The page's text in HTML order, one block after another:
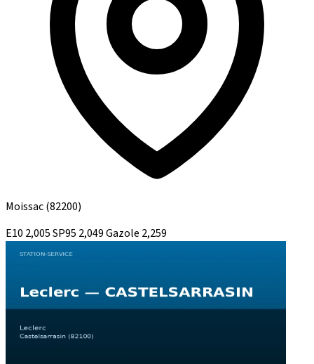
Moissac(82200)
E10 2,005SP95 2,049Gazole 2,259